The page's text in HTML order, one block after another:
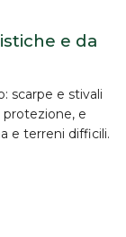
e da
scarpe e stivali
protezione, e
e terreni difficili.